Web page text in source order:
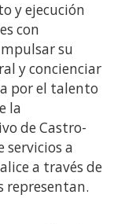
y ejecución
con
su
y concienciar
por el talento
la
de Castro-
servicios a
a través de
representan.